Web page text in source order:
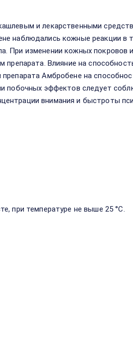
и лекарственными
наблюдались кожные реакции в
При изменении кожных покровов
препарата. Влияние на
Амбробене на
побочных эффектов следует
внимания и быстроты
при температуре не выше 25 °С.